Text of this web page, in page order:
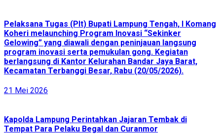
Pelaksana Tugas (Plt) Bupati Lampung Tengah, I Komang
Koheri melaunching Program Inovasi “Sekinker
Gelowing” yang diawali dengan peninjauan langsung
program inovasi serta pemukulan gong. Kegiatan
berlangsung di Kantor Kelurahan Bandar Jaya Barat,
Kecamatan Terbanggi Besar, Rabu (20/05/2026).
21 Mei 2026
Kapolda Lampung Perintahkan Jajaran Tembak di
Tempat Para Pelaku Begal dan Curanmor